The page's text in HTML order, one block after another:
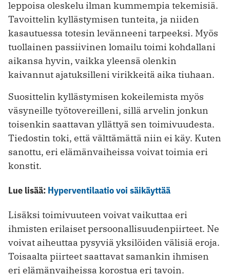
leppoisa oleskelu ilman kummempia tekemisiä.
Tavoittelin kyllästymisen tunteita, ja niiden
kasautuessa totesin levänneeni tarpeeksi. Myös
tuollainen passiivinen lomailu toimi kohdallani
aikansa hyvin, vaikka yleensä olenkin
kaivannut ajatuksilleni virikkeitä aika tiuhaan.
Suosittelin kyllästymisen kokeilemista myös
väsyneille työtovereilleni, sillä arvelin jonkun
toisenkin saattavan yllättyä sen toimivuudesta.
Tiedostin toki, että välttämättä niin ei käy. Kuten
sanottu, eri elämänvaiheissa voivat toimia eri
konstit.
Lue lisää: Hyperventilaatio voi säikäyttää
Lisäksi toimivuuteen voivat vaikuttaa eri
ihmisten erilaiset persoonallisuudenpiirteet. Ne
voivat aiheuttaa pysyviä yksilöiden välisiä eroja.
Toisaalta piirteet saattavat samankin ihmisen
eri elämänvaiheissa korostua eri tavoin.